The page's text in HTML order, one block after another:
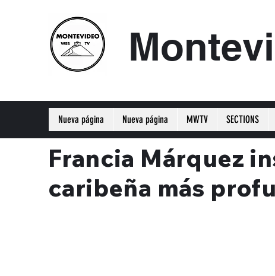
Francia Márquez
caribeña más
Nueva página Nueva página MWTV SECTIONS